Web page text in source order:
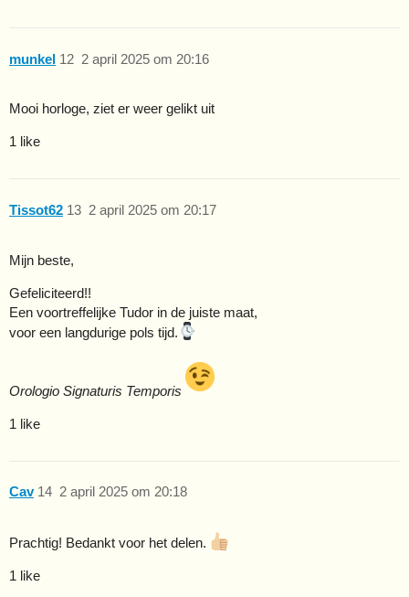
munkel 2 april 2025 om 20:16
12
Mooi horloge, ziet er weer gelikt uit
1 like
Tissot62 2 april 2025 om 20:17
13
Mijn beste,
Gefeliciteerd!!
Een voortreffelijke Tudor in de juiste maat,
voor een langdurige pols tijd.
Orologio Signaturis Temporis
1 like
Cav 2 april 2025 om 20:18
14
Prachtig! Bedankt voor het delen.
1 like